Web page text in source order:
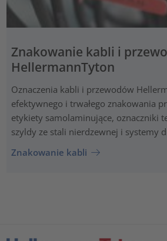
Znakowanie kabli i
HellermannTyton
Oznaczenia kabli i przewodów
efektywnego i trwałego znakowania
etykiety samolaminujące, oznaczniki
szyldy ze stali nierdzewnej i systemy
Znakowanie kabli